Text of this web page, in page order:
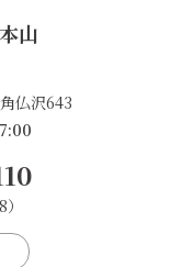
山
仏沢643